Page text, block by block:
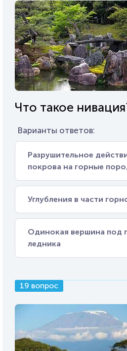
Что такое
Варианты ответов:
Разрушительное
покрова на горные
Углубления в части
Одинокая вершина под
ледника
19 вопрос